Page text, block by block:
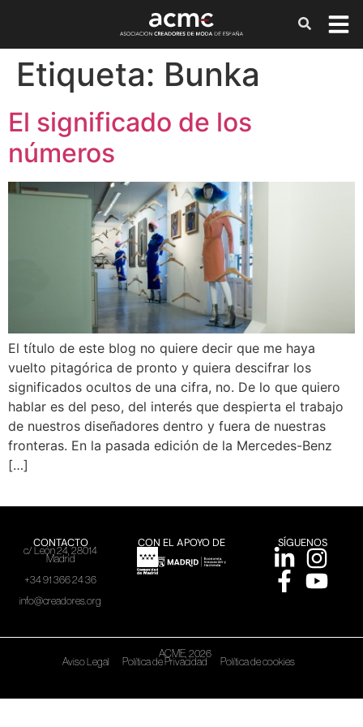
Etiqueta: Bunka
El significado de los
números
El título de este blog no quiere decir que me haya
vuelto pitagórica de pronto y quiera descifrar los
significados ocultos de una cifra, no. De lo que quiero
hablar es del peso, del interés que despierta el trabajo
de nuestros diseñadores dentro y fuera de nuestras
fronteras. En la pasada edición de la Mercedes-Benz
[…]
CONTACTO
c/ León 24, 28014
Madrid
+34 91 366 24 36
info@creadores.org
CON EL APOYO DE SÍGUENOS
ACME, 2026
Aviso Legal Política de Privacidad Política de cookies